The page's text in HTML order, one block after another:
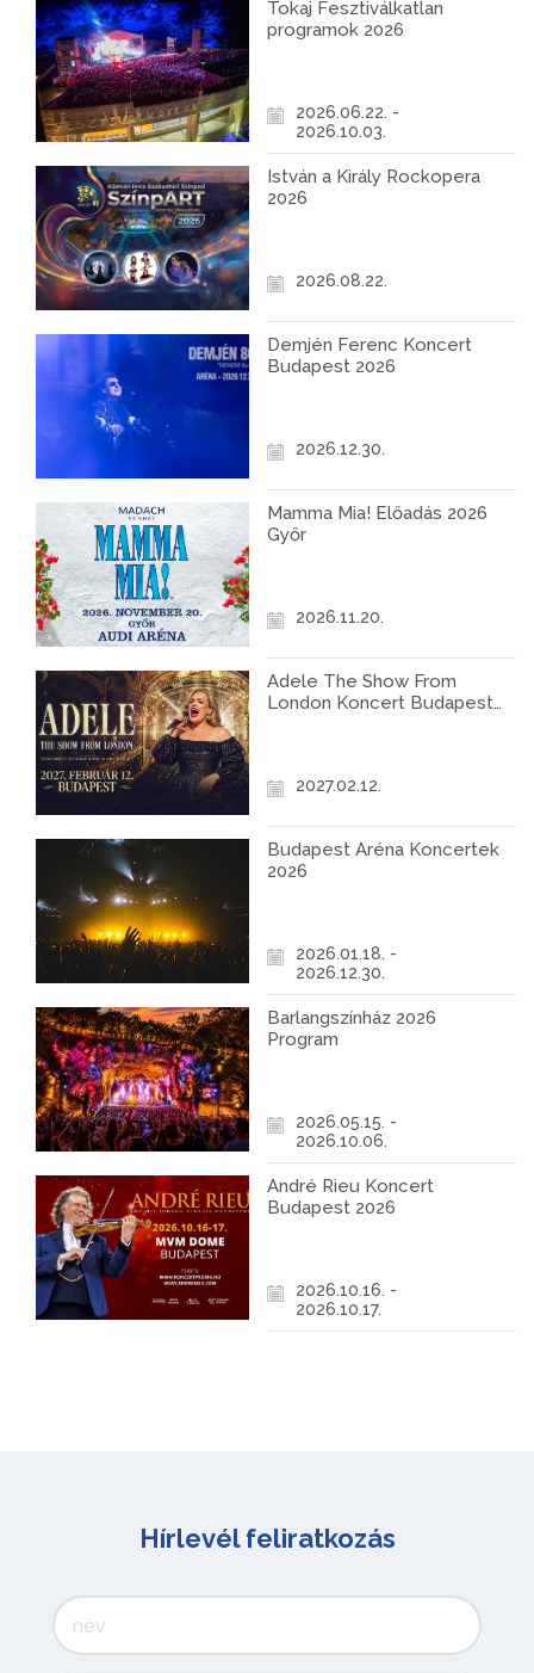
Tokaj Fesztiválkatlan
programok 2026
2026.06.22. -
2026.10.03.
István a Király Rockopera
2026
2026.08.22.
Demjén Ferenc Koncert
Budapest 2026
2026.12.30.
Mamma Mia! Előadás 2026
Győr
2026.11.20.
Adele The Show From
London Koncert Budapest
2027.02.12.
Budapest Aréna Koncertek
2026
2026.01.18. -
2026.12.30.
Barlangszínház 2026
Program
2026.05.15. -
2026.10.06.
André Rieu Koncert
Budapest 2026
2026.10.16. -
2026.10.17.
Hírlevél feliratkozás